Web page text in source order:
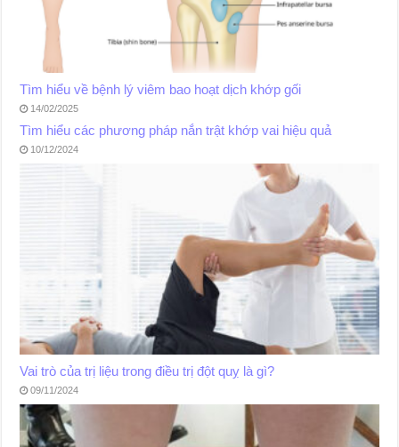
Tìm hiểu về bệnh lý viêm bao hoạt dịch khớp gối
14/02/2025
Tìm hiểu các phương pháp nắn trật khớp vai hiệu quả
10/12/2024
Vai trò của trị liệu trong điều trị đột quỵ là gì?
09/11/2024